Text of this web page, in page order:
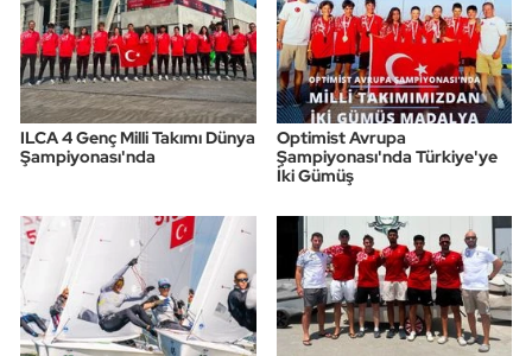
ILCA 4 Genç Milli Takımı Dünya
Şampiyonası'nda
Optimist Avrupa
Şampiyonası'nda Türkiye'ye
İki Gümüş